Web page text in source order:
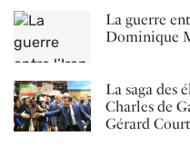
La guerre
Dominique
La saga des
Charles de
Gérard